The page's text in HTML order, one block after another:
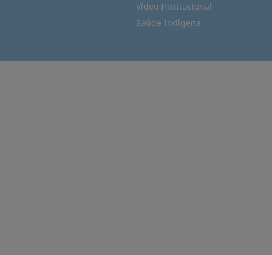
Vídeo Institucional
Saúde Indígena